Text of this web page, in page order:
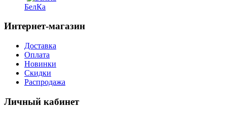
БелКа
Интернет-магазин
Доставка
Оплата
Новинки
Скидки
Распродажа
Личный кабинет